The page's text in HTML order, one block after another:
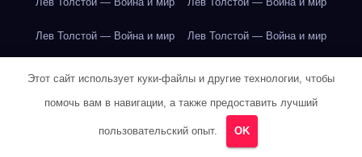
Лев Толстой — Война и мир Лев Толстой — Война и мир
Лев Толстой — Война и мир Лев Толстой — Война и мир
Лев Толстой — Война и мир Лев Толстой — Война и мир
Этот сайт использует куки-файлы и другие технологии, чтобы
помочь вам в навигации, а также предоставить лучший
пользовательский опыт. OK